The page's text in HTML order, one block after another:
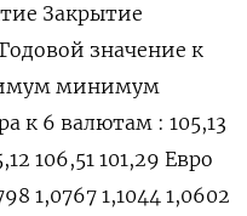
3,7504 3,7505 3,7505 3,7515 3,7483 Турецкая лира 32,202 0,01 32,1417 32,1989 32,4022 32,1774 33,0255 29,567 Южнокорейская вона 1 366,81 -0,21 1 369,88 1 369,65 1 373,01 1 367,19 1 400,15 1 291,17 Южноафриканский ранд 18,325 -0,65 18,445 18,445 18,4625 18,3285 19,3912 18,2661 Европа: Польский злотый 3,9704 -0,53 3,9902 3,9916 3,9967 3,9685 4,1235 3,9073 Чешская крона 22,936 -0,71 23,138 23,101 23,15 22,943 23,883 22,308 Венгерский форинт 358,21 -0,45 359,71 359,84 360,41 358,4 373,02 343,35 Норвежская крона 10,8155 -0,08 10,8282 10,8242 10,8707 10,8168 11,1375 10,1432